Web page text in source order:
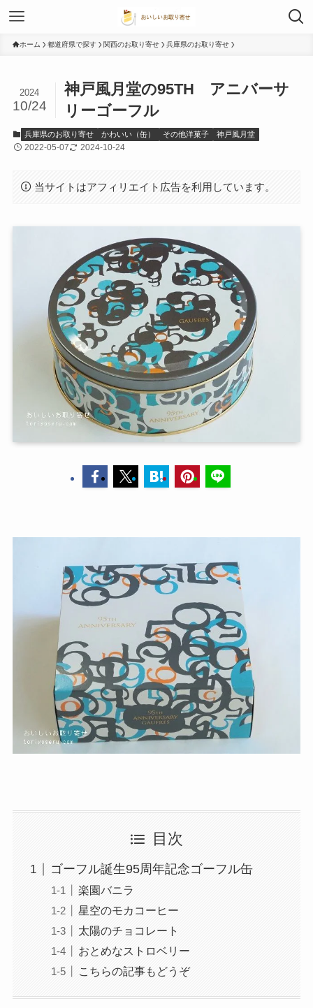
ホーム 都道府県で探す 関西のお取り寄せ 兵庫県のお取り寄せ
神戸風月堂の95TH アニバーサ
リーゴーフル
2024
10/24
兵庫県のお取り寄せ かわいい（缶） その他洋菓子 神戸風月堂
2022-05-07 2024-10-24
当サイトはアフィリエイト広告を利用しています。
目次
ゴーフル誕生95周年記念ゴーフル缶
楽園バニラ
星空のモカコーヒー
太陽のチョコレート
おとめなストロベリー
こちらの記事もどうぞ